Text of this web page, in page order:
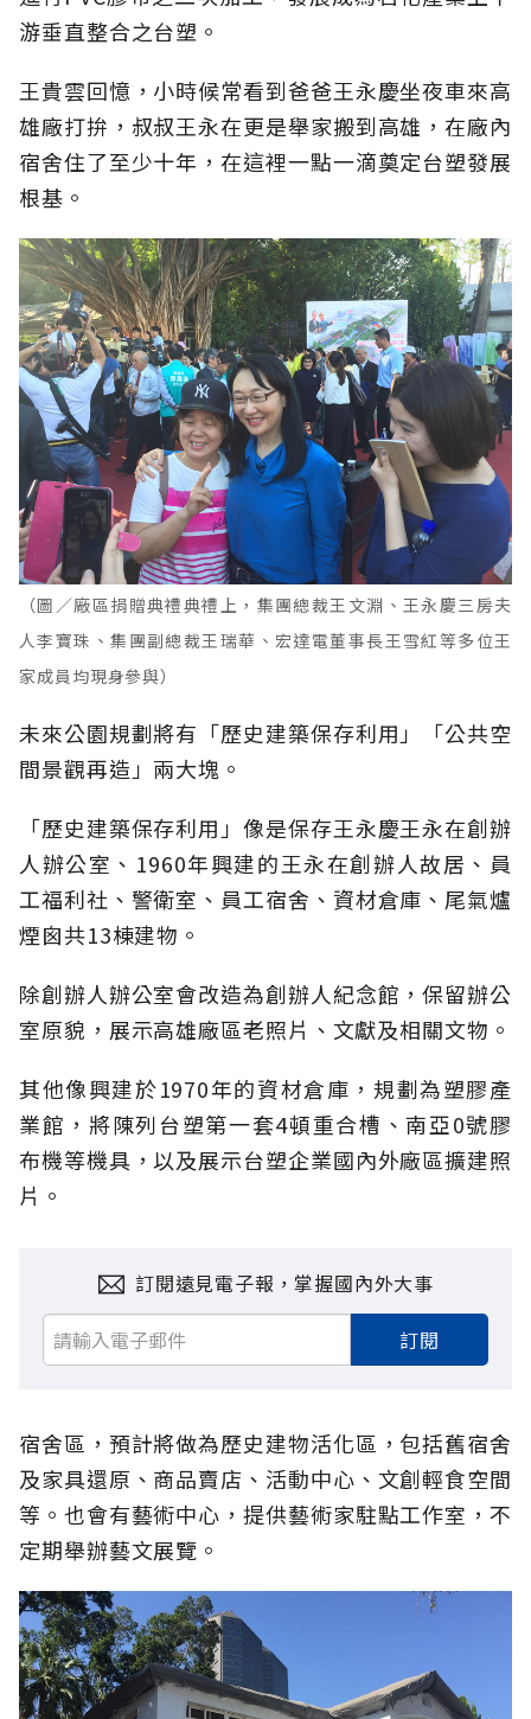
游垂直整合之台塑。
王貴雲回憶，小時候常看到爸爸王永慶坐夜車來高
雄廠打拚，叔叔王永在更是舉家搬到高雄，在廠內
宿舍住了至少十年，在這裡一點一滴奠定台塑發展
根基。
（圖／廠區捐贈典禮典禮上，集團總裁王文淵、王永慶三房夫
人李寶珠、集團副總裁王瑞華、宏達電董事長王雪紅等多位王
家成員均現身參與）
未來公園規劃將有「歷史建築保存利用」「公共空
間景觀再造」兩大塊。
「歷史建築保存利用」像是保存王永慶王永在創辦
人辦公室、1960年興建的王永在創辦人故居、員
工福利社、警衛室、員工宿舍、資材倉庫、尾氣爐
煙囪共13棟建物。
除創辦人辦公室會改造為創辦人紀念館，保留辦公
室原貌，展示高雄廠區老照片、文獻及相關文物。
其他像興建於1970年的資材倉庫，規劃為塑膠產
業館，將陳列台塑第一套4頓重合槽、南亞0號膠
布機等機具，以及展示台塑企業國內外廠區擴建照
片。
訂閱遠見電子報，掌握國內外大事
訂閱
宿舍區，預計將做為歷史建物活化區，包括舊宿舍
及家具還原、商品賣店、活動中心、文創輕食空間
等。也會有藝術中心，提供藝術家駐點工作室，不
定期舉辦藝文展覽。